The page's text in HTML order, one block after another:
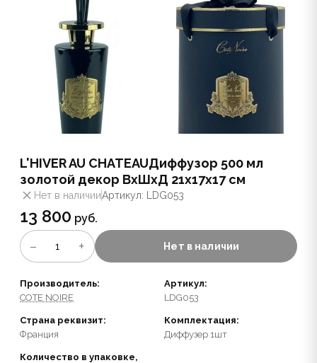
L'HIVER AU CHATEAUДиффузор 500 мл
золотой декор ВхШхД 21х17х17 см
Нет в наличииАртикул: LDG053
13 800 руб.
− 1 + Нет в наличии
Производитель:
COTE NOIRE
Артикул:
LDG053
Страна реквизит:
Франция
Комплектация:
Диффузер 1шт
Количество в упаковке,